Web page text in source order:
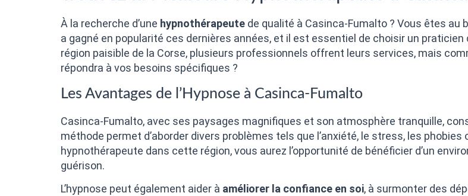
À la recherche d’une hypnothérapeute de qualité à Casinca-Fumalto ? Vous êtes au
a gagné en popularité ces dernières années, et il est essentiel de choisir un
région paisible de la Corse, plusieurs professionnels offrent leurs services, mais
répondra à vos besoins spécifiques ?
Les Avantages de l’Hypnose à Casinca-Fumalto
Casinca-Fumalto, avec ses paysages magnifiques et son atmosphère tranquille,
méthode permet d’aborder divers problèmes tels que l’anxiété, le stress, les
hypnothérapeute dans cette région, vous aurez l’opportunité de bénéficier d’un
guérison.
L’hypnose peut également aider à améliorer la confiance en soi, à surmonter des